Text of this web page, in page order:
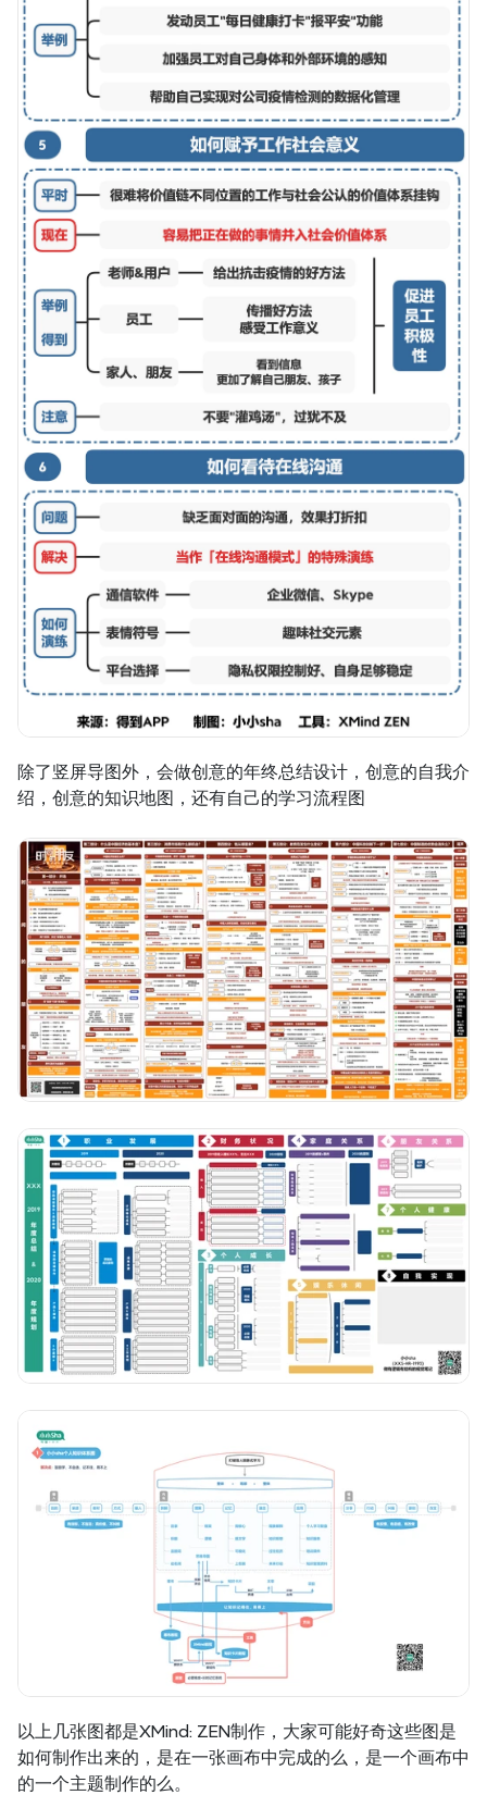
除了竖屏导图外，会做创意的年终总结设计，创意的自我介
绍，创意的知识地图，还有自己的学习流程图
以上几张图都是XMind: ZEN制作，大家可能好奇这些图是
如何制作出来的，是在一张画布中完成的么，是一个画布中
的一个主题制作的么。